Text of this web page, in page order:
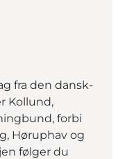
fra den dansk-
Kollund,
forbi
Høruphav og
følger du